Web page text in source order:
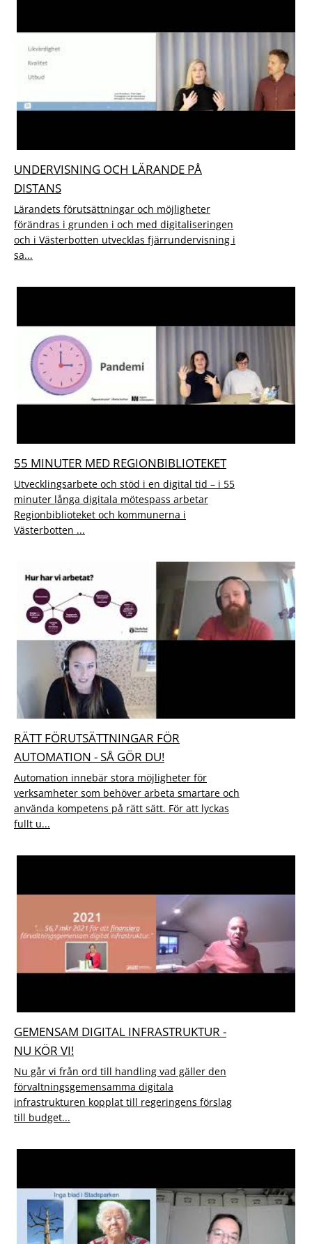
UNDERVISNING OCH LÄRANDE PÅ
DISTANS
Lärandets förutsättningar och möjligheter
förändras i grunden i och med digitaliseringen
och i Västerbotten utvecklas fjärrundervisning i
sa...
55 MINUTER MED REGIONBIBLIOTEKET
Utvecklingsarbete och stöd i en digital tid – i 55
minuter långa digitala mötespass arbetar
Regionbiblioteket och kommunerna i
Västerbotten ...
RÄTT FÖRUTSÄTTNINGAR FÖR
AUTOMATION - SÅ GÖR DU!
Automation innebär stora möjligheter för
verksamheter som behöver arbeta smartare och
använda kompetens på rätt sätt. För att lyckas
fullt u...
GEMENSAM DIGITAL INFRASTRUKTUR -
NU KÖR VI!
Nu går vi från ord till handling vad gäller den
förvaltningsgemensamma digitala
infrastrukturen kopplat till regeringens förslag
till budget...